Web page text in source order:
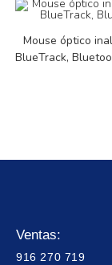
Mouse óptico
BlueTrack,
Ventas:
916 270 719